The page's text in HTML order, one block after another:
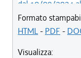
dal 10/08/2024
dal 01/01/2024
dal 07/03/2023
Formato
HTML- PDF -
Visualizza: